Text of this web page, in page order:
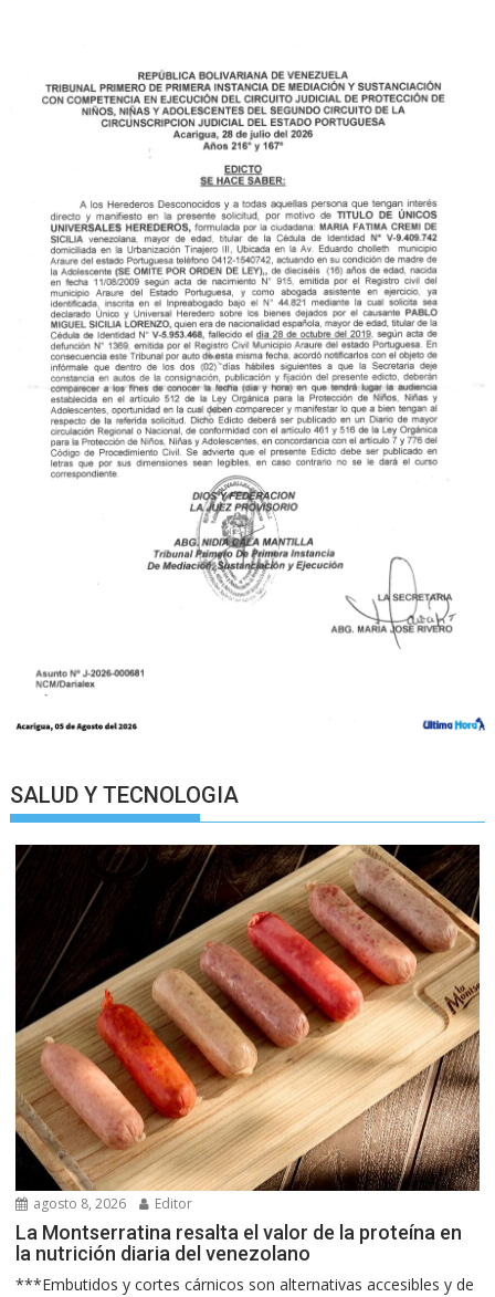
SALUD Y TECNOLOGIA
agosto 8, 2026 Editor
La Montserratina resalta el valor de la proteína en
la nutrición diaria del venezolano
***Embutidos y cortes cárnicos son alternativas accesibles y de